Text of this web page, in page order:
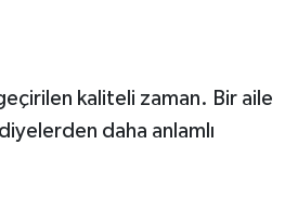
kaliteli zaman. Bir aile
daha anlamlı